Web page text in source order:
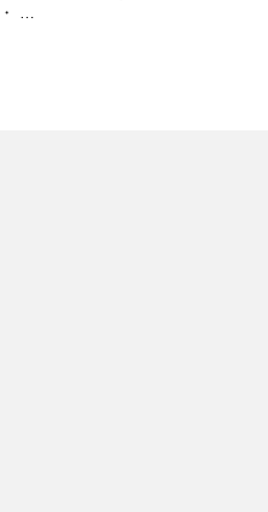
・ …